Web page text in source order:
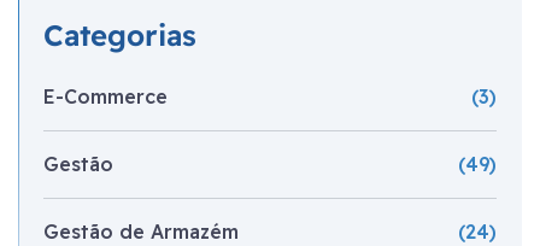
Categorias
E-Commerce (3)
Gestão (49)
Gestão de Armazém (24)